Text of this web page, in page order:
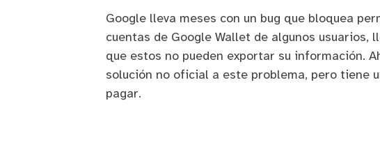
Google lleva meses con un bug que bloquea
cuentas de Google Wallet de algunos usuarios,
que estos no pueden exportar su información.
solución no oficial a este problema, pero tiene
pagar.